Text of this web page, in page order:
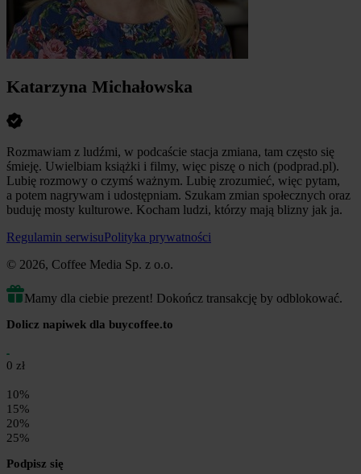
Katarzyna Michałowska
Rozmawiam z ludźmi, w podcaście stacja zmiana, tam często się
śmieję. Uwielbiam książki i filmy, więc piszę o nich (podprad.pl).
Lubię rozmowy o czymś ważnym. Lubię zrozumieć, więc pytam,
a potem nagrywam i udostępniam. Szukam zmian społecznych oraz
buduję mosty kulturowe. Kocham ludzi, którzy mają blizny jak ja.
Regulamin serwisuPolityka prywatności
© 2026, Coffee Media Sp. z o.o.
Mamy dla ciebie prezent! Dokończ transakcję by odblokować.
Dolicz napiwek dla buycoffee.to
0 zł
10%
15%
20%
25%
Podpisz się